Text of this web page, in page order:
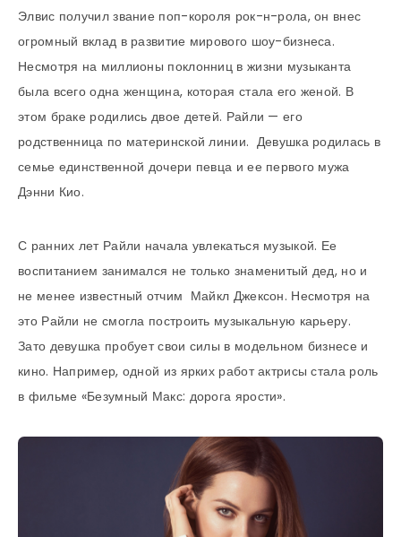
Элвис получил звание поп-короля рок-н-рола, он внес
огромный вклад в развитие мирового шоу-бизнеса.
Несмотря на миллионы поклонниц в жизни музыканта
была всего одна женщина, которая стала его женой. В
этом браке родились двое детей. Райли — его
родственница по материнской линии. Девушка родилась в
семье единственной дочери певца и ее первого мужа
Дэнни Кио.
С ранних лет Райли начала увлекаться музыкой. Ее
воспитанием занимался не только знаменитый дед, но и
не менее известный отчим Майкл Джексон. Несмотря на
это Райли не смогла построить музыкальную карьеру.
Зато девушка пробует свои силы в модельном бизнесе и
кино. Например, одной из ярких работ актрисы стала роль
в фильме «Безумный Макс: дорога ярости».